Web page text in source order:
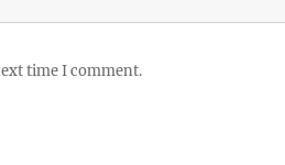
time I comment.